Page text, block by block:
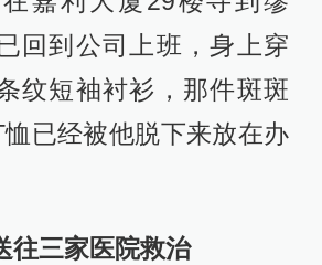
回到公司上班，身上穿
纹短袖衬衫，那件斑斑
已经被他脱下来放在办
往三家医院救治